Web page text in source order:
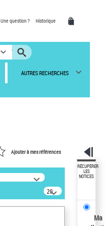
Une question ? Historique
AUTRES RECHERCHES
Ajouter à mes références
20
résultats/page
RÉCUPÉRER
LES
NOTICES
Ma